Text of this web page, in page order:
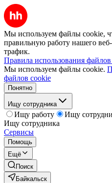
Мы используем файлы cookie,
правильную работу нашего
трафик.
Правила использования
Мы используем файлы cookie.
файлов cookie
Понятно
Ищу сотрудника
Ищу работу
Ищу
Ищу сотрудника
Сервисы
Помощь
Ещё
Поиск
Байкальск